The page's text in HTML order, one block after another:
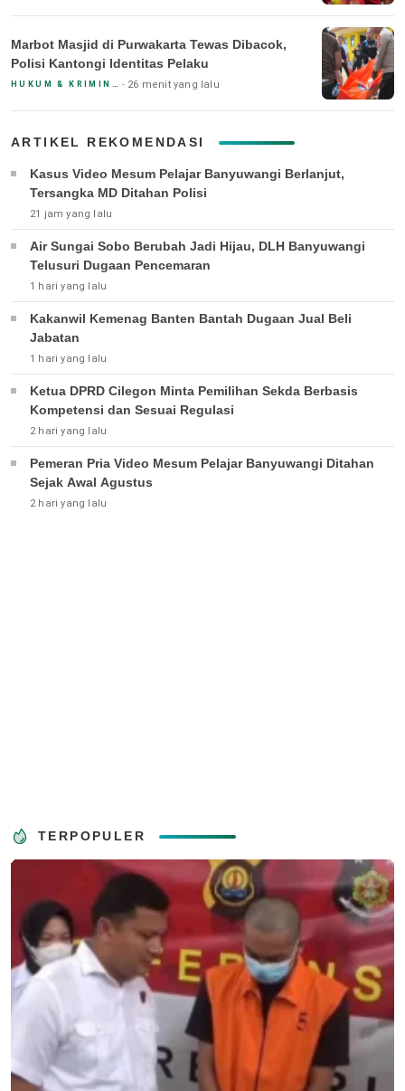
Marbot Masjid di Purwakarta Tewas Dibacok,
Polisi Kantongi Identitas Pelaku
26 menit yang lalu
ARTIKEL REKOMENDASI
Kasus Video Mesum Pelajar Banyuwangi Berlanjut,
Tersangka MD Ditahan Polisi
21 jam yang lalu
Air Sungai Sobo Berubah Jadi Hijau, DLH Banyuwangi
Telusuri Dugaan Pencemaran
1 hari yang lalu
Kakanwil Kemenag Banten Bantah Dugaan Jual Beli
Jabatan
1 hari yang lalu
Ketua DPRD Cilegon Minta Pemilihan Sekda Berbasis
Kompetensi dan Sesuai Regulasi
2 hari yang lalu
Pemeran Pria Video Mesum Pelajar Banyuwangi Ditahan
Sejak Awal Agustus
2 hari yang lalu
TERPOPULER